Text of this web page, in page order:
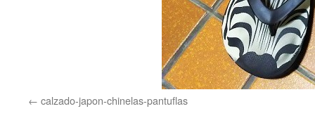
calzado-japon-chinelas-pantuflas